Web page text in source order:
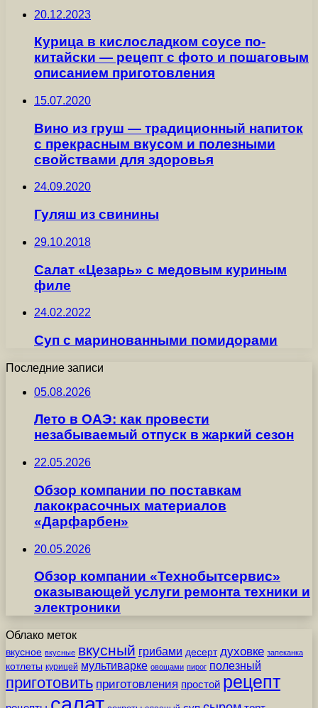
20.12.2023
Курица в кислосладком соусе по-
китайски — рецепт с фото и пошаговым
описанием приготовления
15.07.2020
Вино из груш — традиционный напиток
с прекрасным вкусом и полезными
свойствами для здоровья
24.09.2020
Гуляш из свинины
29.10.2018
Салат «Цезарь» с медовым куриным
филе
24.02.2022
Суп с маринованными помидорами
Последние записи
05.08.2026
Лето в ОАЭ: как провести
незабываемый отпуск в жаркий сезон
22.05.2026
Обзор компании по поставкам
лакокрасочных материалов
«Дарфарбен»
20.05.2026
Обзор компании «Технобытсервис»
оказывающей услуги ремонта техники и
электроники
Облако меток
вкусное вкусные вкусный грибами десерт духовке запеканка
котлеты курицей мультиварке овощами пирог полезный
приготовить приготовления простой рецепт